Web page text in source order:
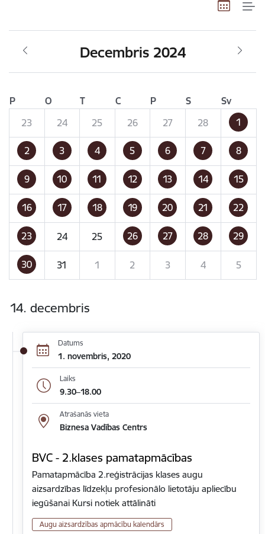
Decembris 2024
P O T C P S
Sv
23
24 25 26 27 28 1
2 3 4 5 6 7 8
9 10 11 12 13 14 15
16 17 18 19 20 21 22
23 24 25 26 27 28 29
30 31 1 2 3 4 5
14. decembris
Datums
1. novembris, 2020
Laiks
9.30–18.00
Atrašanās vieta
Biznesa Vadības Centrs
BVC - 2.klases pamatapmācības
Pamatapmācība 2.reģistrācijas klases augu
aizsardzības līdzekļu profesionālo lietotāju apliecību
iegūšanai Kursi notiek attālināti
Augu aizsardzības apmācību kalendārs